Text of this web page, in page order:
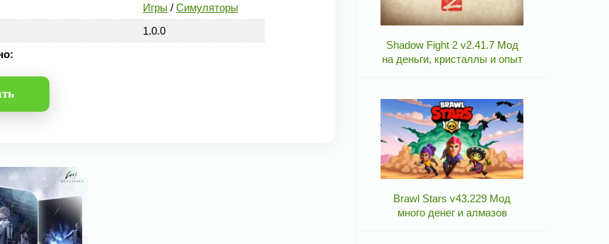
Игры / Симуляторы
1.0.0
Shadow Fight 2 v2.41.7 Мод
на деньги, кристаллы и опыт
Brawl Stars v43.229 Мод
много денег и алмазов